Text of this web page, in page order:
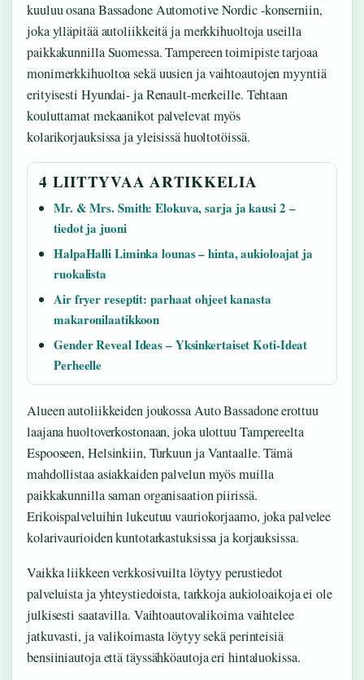
kuuluu osana Bassadone Automotive Nordic -konserniin,
joka ylläpitää autoliikkeitä ja merkkihuoltoja useilla
paikkakunnilla Suomessa. Tampereen toimipiste tarjoaa
monimerkkihuoltoa sekä uusien ja vaihtoautojen myyntiä
erityisesti Hyundai- ja Renault-merkeille. Tehtaan
kouluttamat mekaanikot palvelevat myös
kolarikorjauksissa ja yleisissä huoltotöissä.
4 LIITTYVAA ARTIKKELIA
Mr. & Mrs. Smith: Elokuva, sarja ja kausi 2 –
tiedot ja juoni
HalpaHalli Liminka lounas – hinta, aukioloajat ja
ruokalista
Air fryer reseptit: parhaat ohjeet kanasta
makaronilaatikkoon
Gender Reveal Ideas – Yksinkertaiset Koti-Ideat
Perheelle
Alueen autoliikkeiden joukossa Auto Bassadone erottuu
laajana huoltoverkostonaan, joka ulottuu Tampereelta
Espooseen, Helsinkiin, Turkuun ja Vantaalle. Tämä
mahdollistaa asiakkaiden palvelun myös muilla
paikkakunnilla saman organisaation piirissä.
Erikoispalveluihin lukeutuu vauriokorjaamo, joka palvelee
kolarivaurioiden kuntotarkastuksissa ja korjauksissa.
Vaikka liikkeen verkkosivuilta löytyy perustiedot
palveluista ja yhteystiedoista, tarkkoja aukioloaikoja ei ole
julkisesti saatavilla. Vaihtoautovalikoima vaihtelee
jatkuvasti, ja valikoimasta löytyy sekä perinteisiä
bensiiniautoja että täyssähköautoja eri hintaluokissa.